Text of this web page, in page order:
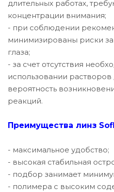
+2.00
+2.25
+2.50
+2.75
+4.00
длительных работах,
концентрации внимания;
- при соблюдении
минимизированы риски
глаза;
- за счет отсутствия
использовании
вероятность
реакций.
Преимущества линз
- максимальное удобство;
- высокая стабильная
- подбор занимает
- полимера с высоким